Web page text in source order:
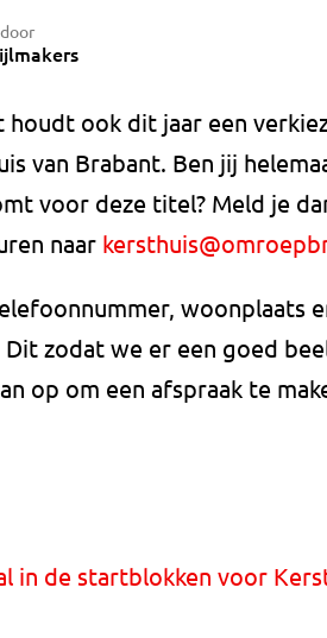
houdt ook dit jaar een
van Brabant. Ben jij
voor deze titel? Meld je
naar
woonplaats
zodat we er een goed
op om een afspraak te
in de startblokken voor